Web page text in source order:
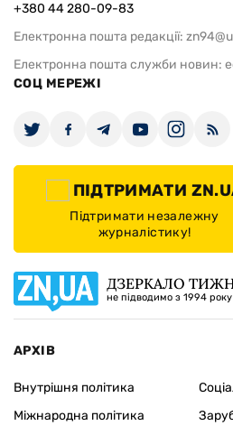
+380 44 280-09-83
Електронна пошта редакції:
Електронна пошта служби новин:
СОЦ МЕРЕЖІ
ПІДТРИМАТИ
Підтримати незалежну
журналістику!
ДЗЕРКАЛО
не підводимо з 1994 року
АРХІВ
Внутрішня політика
Міжнародна політика